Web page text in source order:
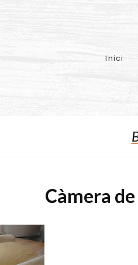
Inici
Càmera